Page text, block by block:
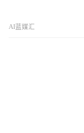
AI蓝媒汇